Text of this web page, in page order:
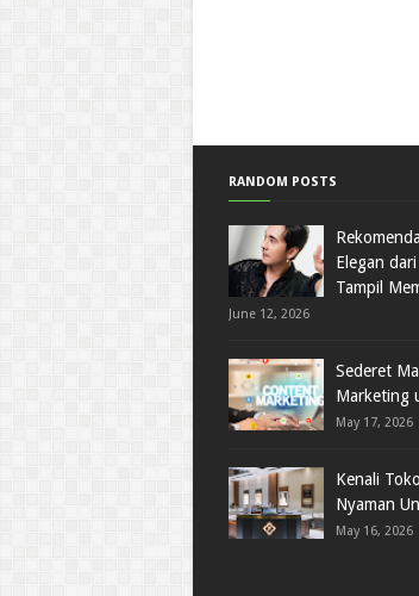
RANDOM POSTS
Elegan
Tampil
June 12, 2026
Sederet
Marketing
May 17, 2026
Kenali
Nyaman
May 16, 2026